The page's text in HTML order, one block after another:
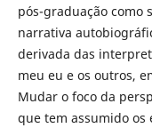
pós-graduação como
narrativa
derivada das
meu eu e os outros,
Mudar o foco da
que tem assumido os